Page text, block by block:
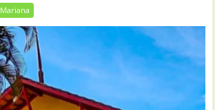
Mariana